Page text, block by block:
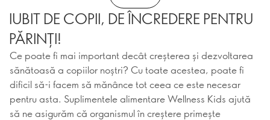
IUBIT DE COPII, DE ÎNCREDERE PENTRU
PĂRINȚI!
Ce poate fi mai important decât creșterea și dezvoltarea
sănătoasă a copiilor noștri? Cu toate acestea, poate fi
dificil să-i facem să mănânce tot ceea ce este necesar
pentru asta. Suplimentele alimentare Wellness Kids ajută
să ne asigurăm că organismul în creștere primește